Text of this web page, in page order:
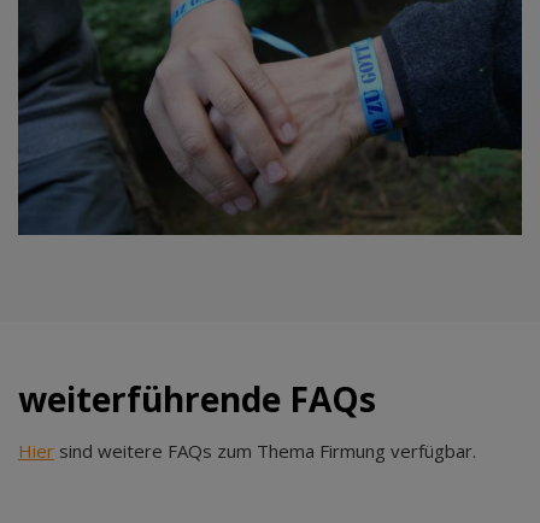
weiterführende FAQs
Hier sind weitere FAQs zum Thema Firmung verfügbar.